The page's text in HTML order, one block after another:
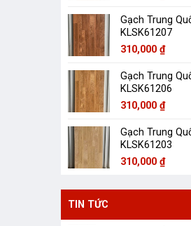
Gạch Trung
KLSK61207
310,000 ₫
Gạch Trung
KLSK61206
310,000 ₫
Gạch Trung
KLSK61203
310,000 ₫
TIN TỨC